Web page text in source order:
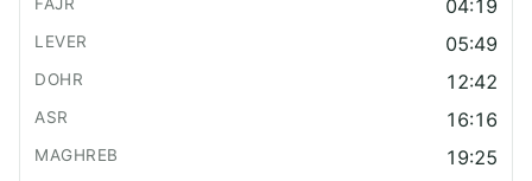
04:19
05:49
12:42
16:16
19:25